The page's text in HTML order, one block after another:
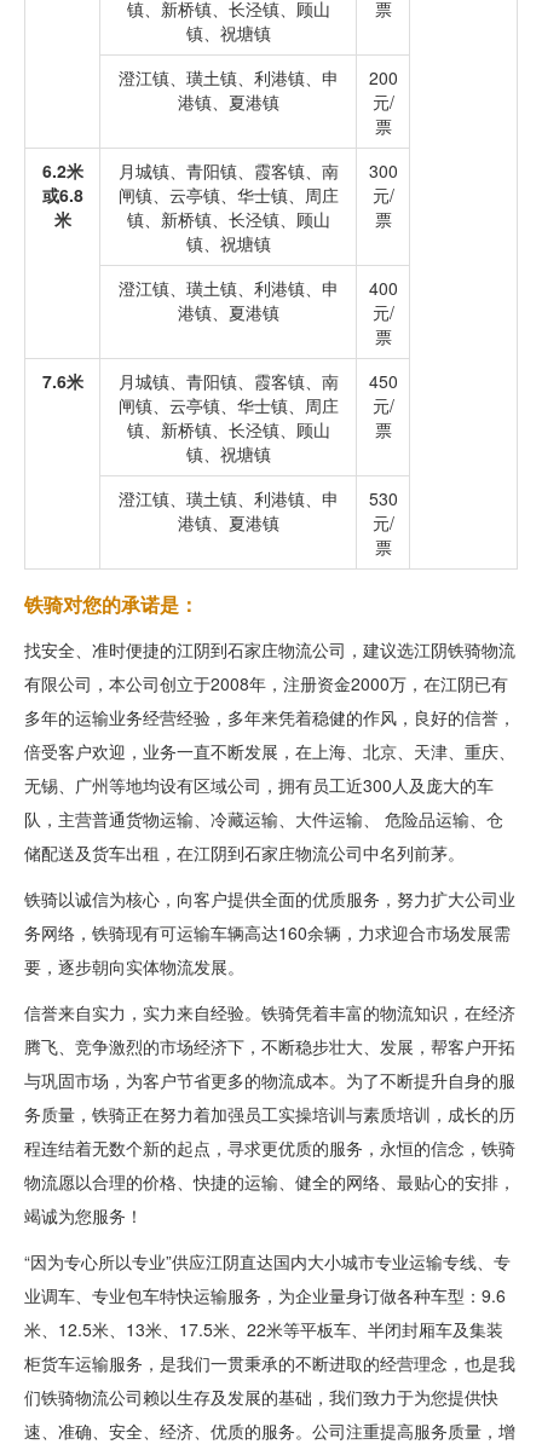
镇、新桥镇、长泾镇、顾山
镇、祝塘镇
票
澄江镇、璜土镇、利港镇、申
港镇、夏港镇
200
元/
票
6.2米
或6.8
米
月城镇、青阳镇、霞客镇、南
闸镇、云亭镇、华士镇、周庄
镇、新桥镇、长泾镇、顾山
镇、祝塘镇
300
元/
票
澄江镇、璜土镇、利港镇、申
港镇、夏港镇
400
元/
票
7.6米
月城镇、青阳镇、霞客镇、南
闸镇、云亭镇、华士镇、周庄
镇、新桥镇、长泾镇、顾山
镇、祝塘镇
450
元/
票
澄江镇、璜土镇、利港镇、申
港镇、夏港镇
530
元/
票
铁骑对您的承诺是：
找安全、准时便捷的江阴到石家庄物流公司，建议选江阴铁骑物流
有限公司，本公司创立于2008年，注册资金2000万，在江阴已有
多年的运输业务经营经验，多年来凭着稳健的作风，良好的信誉，
倍受客户欢迎，业务一直不断发展，在上海、北京、天津、重庆、
无锡、广州等地均设有区域公司，拥有员工近300人及庞大的车
队，主营普通货物运输、冷藏运输、大件运输、 危险品运输、仓
储配送及货车出租，在江阴到石家庄物流公司中名列前茅。
铁骑以诚信为核心，向客户提供全面的优质服务，努力扩大公司业
务网络，铁骑现有可运输车辆高达160余辆，力求迎合市场发展需
要，逐步朝向实体物流发展。
信誉来自实力，实力来自经验。铁骑凭着丰富的物流知识，在经济
腾飞、竞争激烈的市场经济下，不断稳步壮大、发展，帮客户开拓
与巩固市场，为客户节省更多的物流成本。为了不断提升自身的服
务质量，铁骑正在努力着加强员工实操培训与素质培训，成长的历
程连结着无数个新的起点，寻求更优质的服务，永恒的信念，铁骑
物流愿以合理的价格、快捷的运输、健全的网络、最贴心的安排，
竭诚为您服务！
“因为专心所以专业”供应江阴直达国内大小城市专业运输专线、专
业调车、专业包车特快运输服务，为企业量身订做各种车型：9.6
米、12.5米、13米、17.5米、22米等平板车、半闭封厢车及集装
柜货车运输服务，是我们一贯秉承的不断进取的经营理念，也是我
们铁骑物流公司赖以生存及发展的基础，我们致力于为您提供快
速、准确、安全、经济、优质的服务。公司注重提高服务质量，增